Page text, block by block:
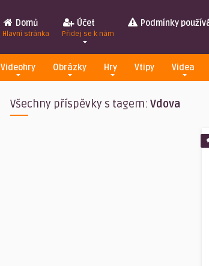
Domů
Hlavní stránka
Účet
Přidej se k nám
Podmínky
Videohry Obrázky Hry Vtipy Videa
Všechny příspěvky s tagem: Vdova